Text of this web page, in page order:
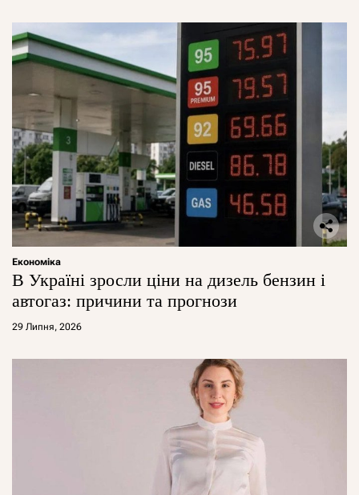
Економіка
В Україні зросли ціни на дизель бензин і
автогаз: причини та прогнози
29 Липня, 2026